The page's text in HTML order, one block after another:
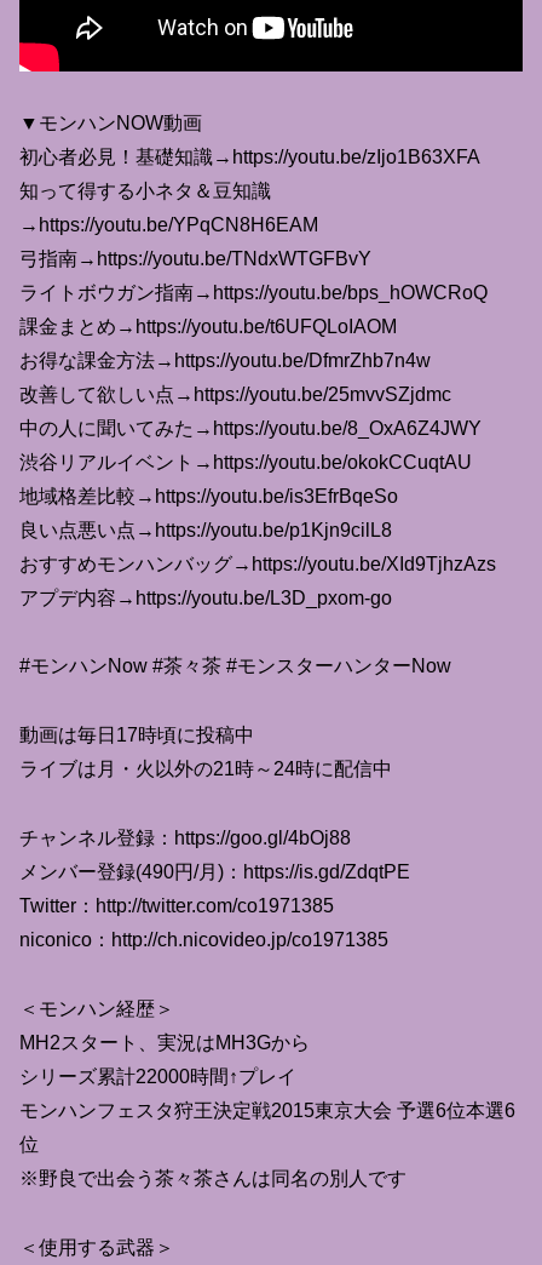
▼モンハンNOW動画
初心者必見！基礎知識→https://youtu.be/zIjo1B63XFA
知って得する小ネタ＆豆知識
→https://youtu.be/YPqCN8H6EAM
弓指南→https://youtu.be/TNdxWTGFBvY
ライトボウガン指南→https://youtu.be/bps_hOWCRoQ
課金まとめ→https://youtu.be/t6UFQLoIAOM
お得な課金方法→https://youtu.be/DfmrZhb7n4w
改善して欲しい点→https://youtu.be/25mvvSZjdmc
中の人に聞いてみた→https://youtu.be/8_OxA6Z4JWY
渋谷リアルイベント→https://youtu.be/okokCCuqtAU
地域格差比較→https://youtu.be/is3EfrBqeSo
良い点悪い点→https://youtu.be/p1Kjn9cilL8
おすすめモンハンバッグ→https://youtu.be/XId9TjhzAzs
アプデ内容→https://youtu.be/L3D_pxom-go
#モンハンNow #茶々茶 #モンスターハンターNow
動画は毎日17時頃に投稿中
ライブは月・火以外の21時～24時に配信中
チャンネル登録：https://goo.gl/4bOj88​​
メンバー登録(490円/月)：https://is.gd/ZdqtPE
Twitter：http://twitter.com/co1971385​​
niconico：http://ch.nicovideo.jp/co1971385​​
＜モンハン経歴＞
MH2スタート、実況はMH3Gから
シリーズ累計22000時間↑プレイ
モンハンフェスタ狩王決定戦2015東京大会 予選6位本選6
位
※野良で出会う茶々茶さんは同名の別人です
＜使用する武器＞